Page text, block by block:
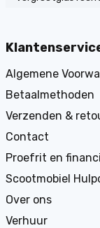
Algemene
Betaalmethoden
Verzenden &
Contact
Proefrit en
Scootmobiel
Over ons
Verhuur